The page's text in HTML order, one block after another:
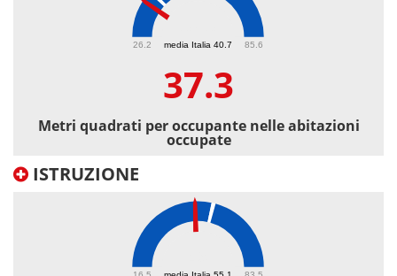
media Italia 40.7
26.2 85.6
37.3
Metri quadrati per occupante nelle abitazioni
occupate
ISTRUZIONE